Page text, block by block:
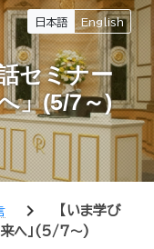
日本語 English
セミナー
」(5/7～)
chevron_right
【いま学び
来へ」(5/7～)